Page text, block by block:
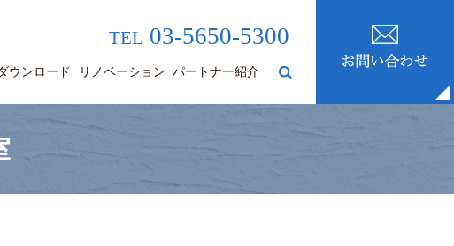
TEL 03-5650-5300
ウンロード リノベーション パートナー紹介